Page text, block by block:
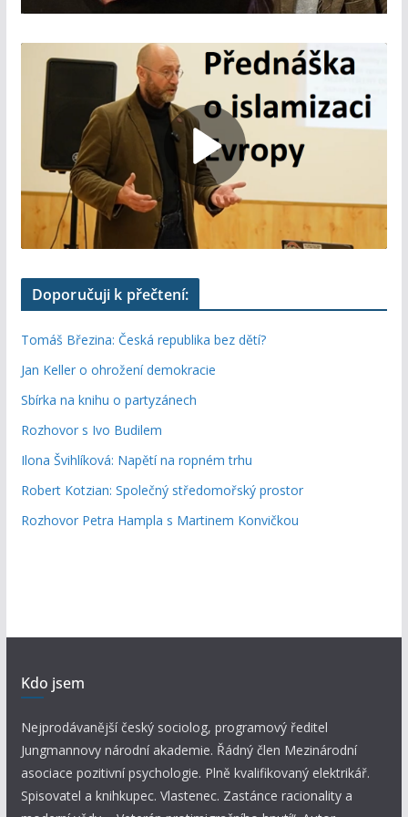
Doporučuji k přečtení:
Tomáš Březina: Česká republika bez dětí?
Jan Keller o ohrožení demokracie
Sbírka na knihu o partyzánech
Rozhovor s Ivo Budilem
Ilona Švihlíková: Napětí na ropném trhu
Robert Kotzian: Společný středomořský prostor
Rozhovor Petra Hampla s Martinem Konvičkou
Kdo jsem
Nejprodávanější český sociolog, programový ředitel
Jungmannovy národní akademie. Řádný člen Mezinárodní
asociace pozitivní psychologie. Plně kvalifikovaný elektrikář.
Spisovatel a knihkupec. Vlastenec. Zastánce racionality a